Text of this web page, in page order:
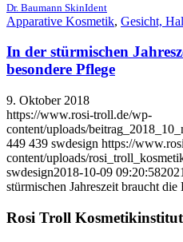
Dr. Baumann SkinIdent
Apparative Kosmetik, Gesicht,
In der stürmischen
besondere Pflege
9. Oktober 2018
https://www.rosi-troll.de/wp-
content/uploads/
449 439 swdesign https://
content/uploads/
swdesign2018-10-09 09:20:58
stürmischen Jahreszeit braucht die
Rosi Troll Kosmetikinstitut